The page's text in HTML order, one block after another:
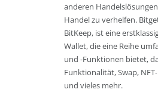
anderen
Handel zu verhelfen.
BitKeep, ist eine
Wallet, die eine Reihe
und -Funktionen bietet,
Funktionalität, Swap,
und vieles mehr.